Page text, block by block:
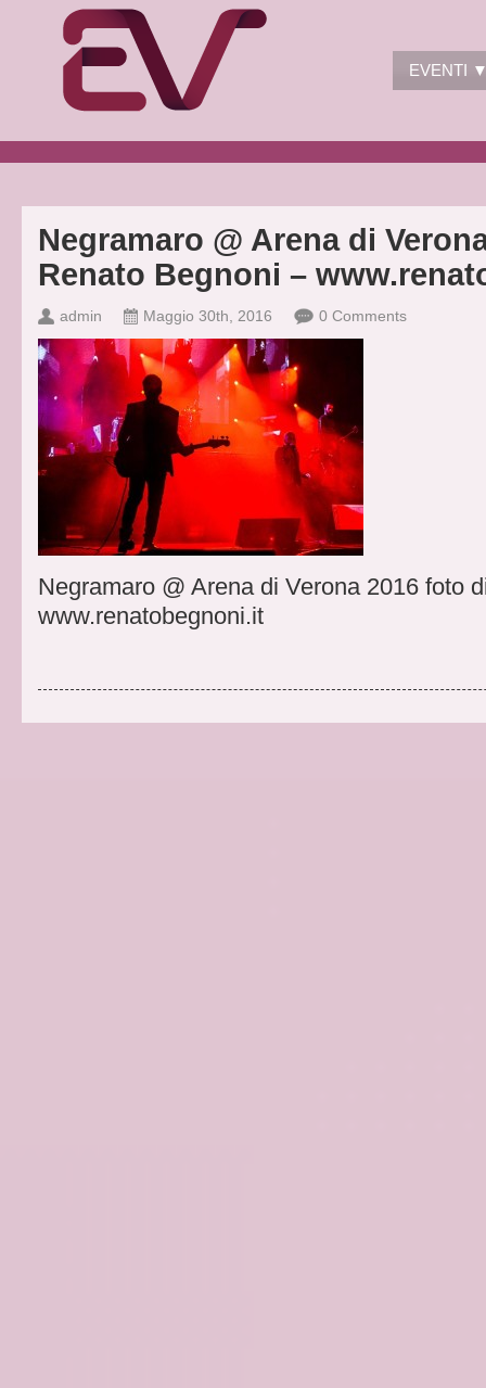
EVENTI
Negramaro @ Arena di
Renato Begnoni –
admin Maggio 30th, 2016 0 Comments
Negramaro @ Arena di Verona 2016 foto
www.renatobegnoni.it